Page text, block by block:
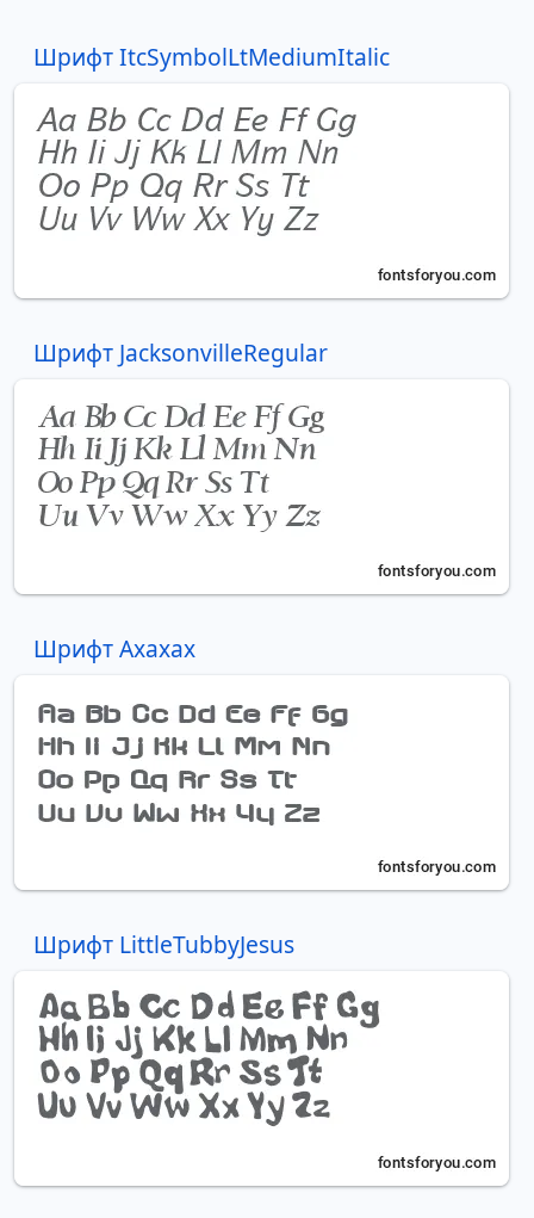
Шрифт ItcSymbolLtMediumItalic
Шрифт JacksonvilleRegular
Шрифт Axaxax
Шрифт LittleTubbyJesus